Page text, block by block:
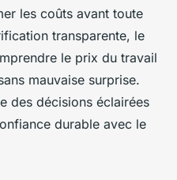
les coûts avant toute
transparente, le
le prix du travail
mauvaise surprise.
des décisions éclairées
durable avec le